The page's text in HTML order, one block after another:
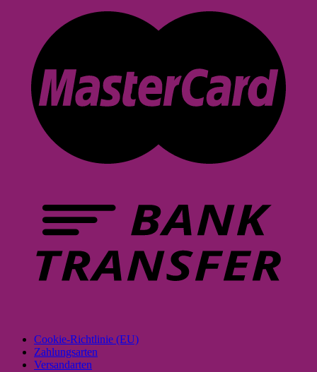
Cookie-Richtlinie (EU)
Zahlungsarten
Versandarten